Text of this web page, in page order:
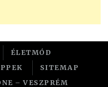
ÉLETMÓD
SITEMAP
– VESZPRÉM